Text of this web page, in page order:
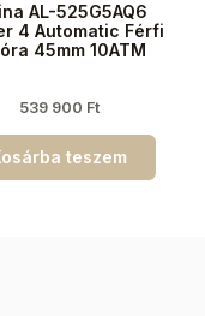
AL-525G5AQ6
4 Automatic Férfi
45mm 10ATM
539 900 Ft
teszem